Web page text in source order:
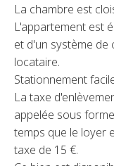
La chambre est
L'appartement est
et d'un système de
locataire.
Stationnement
La taxe
appelée sous
temps que le loyer
taxe de 15 €.